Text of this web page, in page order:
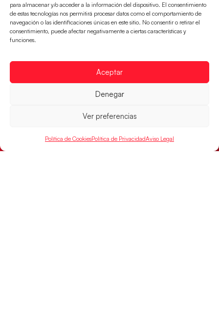
para almacenar y/o acceder a la información del dispositivo. El consentimiento
de estas tecnologías nos permitirá procesar datos como el comportamiento de
navegación o las identificaciones únicas en este sitio. No consentir o retirar el
consentimiento, puede afectar negativamente a ciertas características y
funciones.
Aceptar
Denegar
Ver preferencias
Política de CookiesPolítica de PrivacidadAviso Legal
Los Hispanos Juveniles jugarán las
Los pupilos de Javier Márquez se han llevado el
partido de semifinales 29-27 ante Francia y mañana
jugarán las semifinales